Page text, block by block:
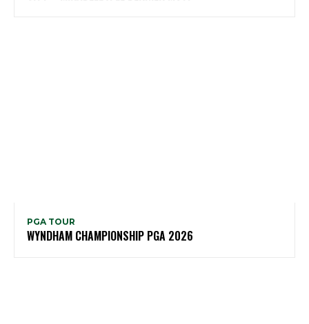
PGA TOUR
WYNDHAM CHAMPIONSHIP PGA 2026